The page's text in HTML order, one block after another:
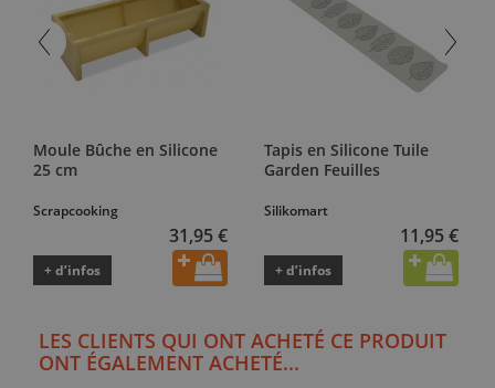
Moule Bûche en Silicone
25 cm
Scrapcooking
31,95 €
+ d’infos
Tapis en Silicone Tuile
Garden Feuilles
Silikomart
11,95 €
+ d’infos
LES CLIENTS QUI ONT ACHETÉ CE PRODUIT
ONT ÉGALEMENT ACHETÉ...